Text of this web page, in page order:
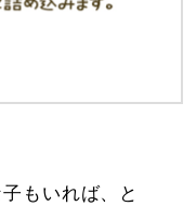
もいれば、と